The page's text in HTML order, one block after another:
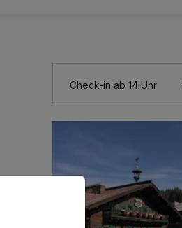
Check-in ab 14 Uhr